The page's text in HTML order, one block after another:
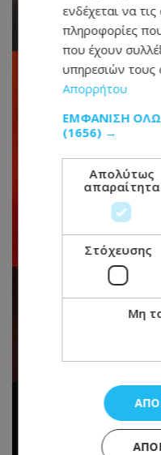
ενδέχεται να
πληροφορίες
που έχουν
υπηρεσιών τους
Απορρήτου
ΕΜΦΆΝΙΣΗ
(1656) →
Απολύτως
απαραίτητα
Στόχευσης
Μη